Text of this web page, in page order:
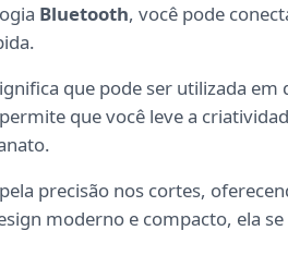
Bluetooth, você pode
que pode ser utilizada
que você leve a
precisão nos cortes,
moderno e compacto, ela